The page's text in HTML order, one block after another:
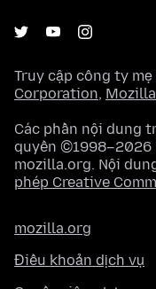
Truy cập công ty
Corporation,
Các phần nội dung
quyền ©1998–2026
mozilla.org. Nội
phép Creative
mozilla.org
Điều khoản dịch vụ